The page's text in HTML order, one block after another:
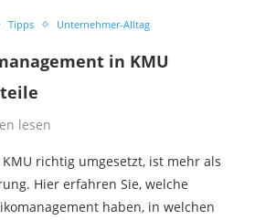
Tipps Unternehmer-Alltag
in KMU
lesen
richtig umgesetzt, ist mehr als
Hier erfahren Sie, welche
haben, in welchen